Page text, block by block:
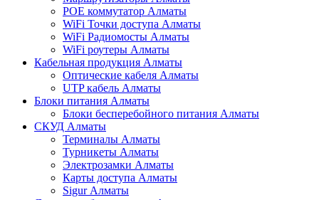
POE коммутатор Алматы
WiFi Точки доступа Алматы
WiFi Радиомосты Алматы
WiFi роутеры Алматы
Кабельная продукция Алматы
Оптические кабеля Алматы
UTP кабель Алматы
Блоки питания Алматы
Блоки бесперебойного питания Алматы
СКУД Алматы
Терминалы Алматы
Турникеты Алматы
Электрозамки Алматы
Карты доступа Алматы
Sigur Алматы